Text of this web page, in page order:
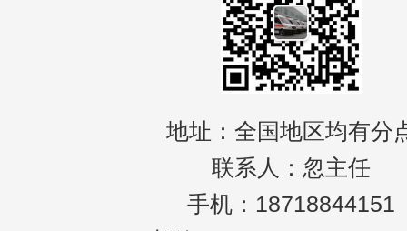
地址：全国地区均有分
联系人：忽主任
手机：18718844151